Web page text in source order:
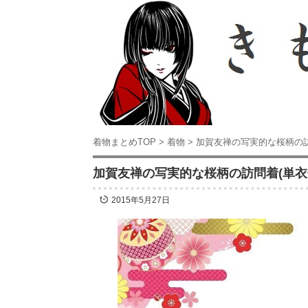
着物まとめTOP > 着物 > 加賀友禅の写実的な桜柄の
加賀友禅の写実的な桜柄の訪問着(単
2015年5月27日